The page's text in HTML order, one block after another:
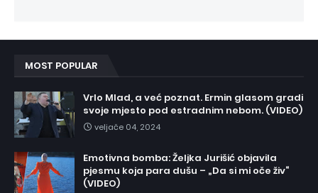
MOST POPULAR
Vrlo Mlad, a već poznat. Ermin glasom gradi
svoje mjesto pod estradnim nebom. (VIDEO)
veljače 04, 2024
Emotivna bomba: Željka Jurišić objavila
pjesmu koja para dušu – „Da si mi oče živ“
(VIDEO)